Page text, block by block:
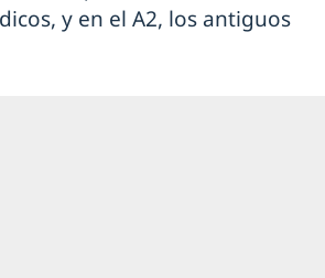
y en el A2, los antiguos